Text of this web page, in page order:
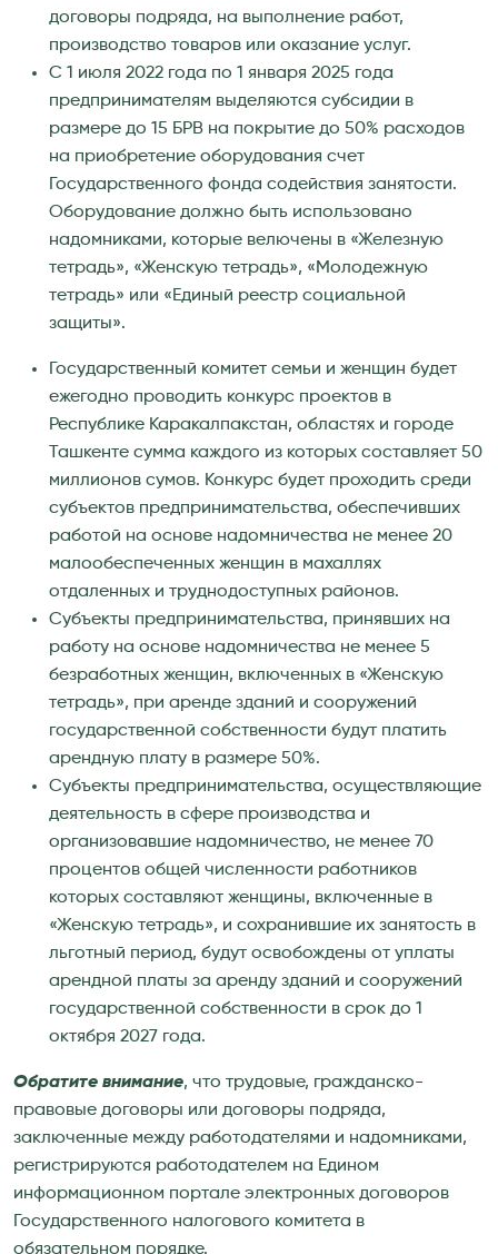
договоры подряда, на выполнение работ,
производство товаров или оказание услуг.
С 1 июля 2022 года по 1 января 2025 года
предпринимателям выделяются субсидии в
размере до 15 БРВ на покрытие до 50% расходов
на приобретение оборудования счет
Государственного фонда содействия занятости.
Оборудование должно быть использовано
надомниками, которые велючены в «Железную
тетрадь», «Женскую тетрадь», «Молодежную
тетрадь» или «Единый реестр социальной
защиты».
Государственный комитет семьи и женщин будет
ежегодно проводить конкурс проектов в
Республике Каракалпакстан, областях и городе
Ташкенте сумма каждого из которых составляет 50
миллионов сумов. Конкурс будет проходить среди
субъектов предпринимательства, обеспечивших
работой на основе надомничества не менее 20
малообеспеченных женщин в махаллях
отдаленных и труднодоступных районов.
Субъекты предпринимательства, принявших на
работу на основе надомничества не менее 5
безработных женщин, включенных в «Женскую
тетрадь», при аренде зданий и сооружений
государственной собственности будут платить
арендную плату в размере 50%.
Субъекты предпринимательства, осуществляющие
деятельность в сфере производства и
организовавшие надомничество, не менее 70
процентов общей численности работников
которых составляют женщины, включенные в
«Женскую тетрадь», и сохранившие их занятость в
льготный период, будут освобождены от уплаты
арендной платы за аренду зданий и сооружений
государственной собственности в срок до 1
октября 2027 года.
Обратите внимание, что трудовые, гражданско-
правовые договоры или договоры подряда,
заключенные между работодателями и надомниками,
регистрируются работодателем на Едином
информационном портале электронных договоров
Государственного налогового комитета в
обязательном порядке.